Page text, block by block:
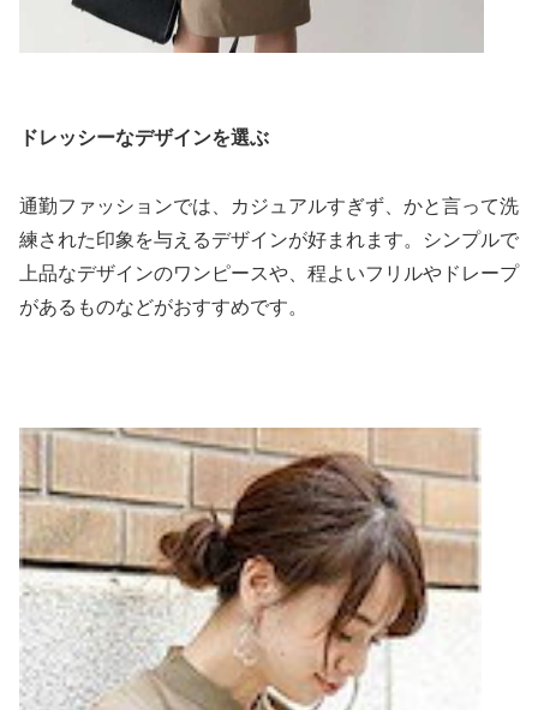
ドレッシーなデザインを選ぶ
通勤ファッションでは、カジュアルすぎず、かと言って洗
練された印象を与えるデザインが好まれます。シンプルで
上品なデザインのワンピースや、程よいフリルやドレープ
があるものなどがおすすめです。